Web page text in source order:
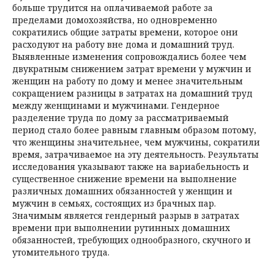
больше трудится на оплачиваемой работе за
пределами домохозяйства, но одновременно
сократились общие затраты времени, которое они
расходуют на работу вне дома и домашний труд.
Выявленные изменения сопровождались более чем
двукратным снижением затрат времени у мужчин и
женщин на работу по дому и менее значительным
сокращением разницы в затратах на домашний труд
между женщинами и мужчинами. Гендерное
разделение труда по дому за рассматриваемый
период стало более равным главным образом потому,
что женщины значительнее, чем мужчины, сократили
время, затрачиваемое на эту деятельность. Результаты
исследования указывают также на вариабельность и
существенное снижение времени на выполнение
различных домашних обязанностей у женщин и
мужчин в семьях, состоящих из брачных пар.
Значимым является гендерный разрыв в затратах
времени при выполнении рутинных домашних
обязанностей, требующих однообразного, скучного и
утомительного труда.